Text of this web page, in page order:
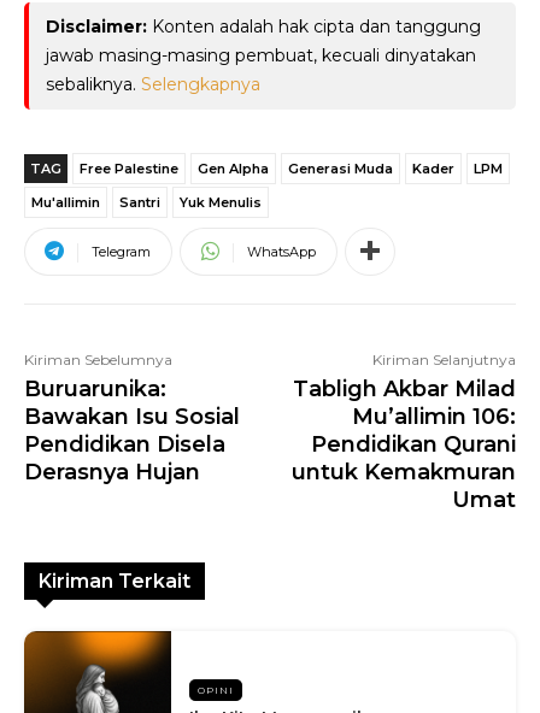
Disclaimer: Konten adalah hak cipta dan tanggung
jawab masing-masing pembuat, kecuali dinyatakan
sebaliknya. Selengkapnya
TAG Free Palestine Gen Alpha Generasi Muda Kader
LPM
Mu'allimin
Santri Yuk Menulis
Telegram WhatsApp
Kiriman Sebelumnya
Buruarunika:
Bawakan Isu Sosial
Pendidikan Disela
Derasnya Hujan
Kiriman Selanjutnya
Tabligh Akbar Milad
Mu’allimin 106:
Pendidikan Qurani
untuk Kemakmuran
Umat
Kiriman Terkait
OPINI